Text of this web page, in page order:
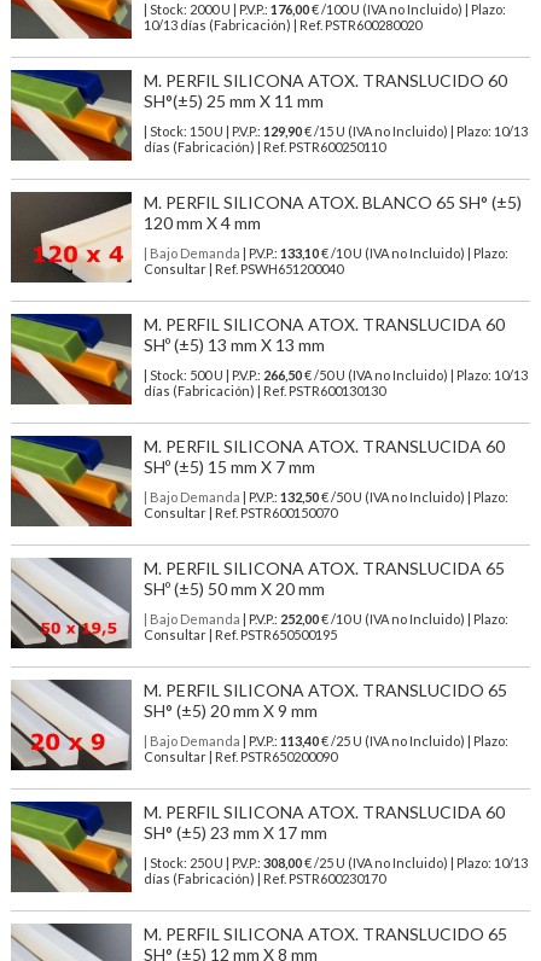
| Stock: 2000 U | P.V.P.: 176,00€/100 U (IVA no Incluido)
| Plazo:
10/13 días (Fabricación) | Ref. PSTR600280020
M. PERFIL SILICONA ATOX. TRANSLUCIDO 60
SH°(±5) 25 mm X 11 mm
| Stock: 150 U | P.V.P.: 129,90€/15 U (IVA no Incluido)
| Plazo: 10/13
días (Fabricación) | Ref. PSTR600250110
M. PERFIL SILICONA ATOX. BLANCO 65 SH° (±5)
120 mm X 4 mm
| Bajo Demanda | P.V.P.: 133,10€ /10 U (IVA no Incluido) | Plazo:
Consultar | Ref. PSWH651200040
M. PERFIL SILICONA ATOX. TRANSLUCIDA 60
SHº (±5) 13 mm X 13 mm
| Stock: 500 U | P.V.P.: 266,50€/50 U (IVA no Incluido)
| Plazo: 10/13
días (Fabricación) | Ref. PSTR600130130
M. PERFIL SILICONA ATOX. TRANSLUCIDA 60
SHº (±5) 15 mm X 7 mm
| Bajo Demanda | P.V.P.: 132,50€ /50 U (IVA no Incluido) | Plazo:
Consultar | Ref. PSTR600150070
M. PERFIL SILICONA ATOX. TRANSLUCIDA 65
SHº (±5) 50 mm X 20 mm
| Bajo Demanda | P.V.P.: 252,00€ /10 U (IVA no Incluido) | Plazo:
Consultar | Ref. PSTR650500195
M. PERFIL SILICONA ATOX. TRANSLUCIDO 65
SH° (±5) 20 mm X 9 mm
| Bajo Demanda | P.V.P.: 113,40€ /25 U (IVA no Incluido) | Plazo:
Consultar | Ref. PSTR650200090
M. PERFIL SILICONA ATOX. TRANSLUCIDA 60
SH° (±5) 23 mm X 17 mm
| Stock: 250 U | P.V.P.: 308,00€/25 U (IVA no Incluido)
| Plazo: 10/13
días (Fabricación) | Ref. PSTR600230170
M. PERFIL SILICONA ATOX. TRANSLUCIDO 65
SH° (±5) 12 mm X 8 mm